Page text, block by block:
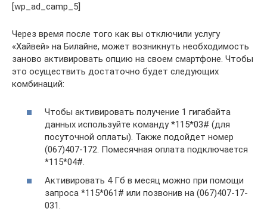
[wp_ad_camp_5]
Через время после того как вы отключили услугу
«Хайвей» на Билайне, может возникнуть необходимость
заново активировать опцию на своем смартфоне. Чтобы
это осуществить достаточно будет следующих
комбинаций:
Чтобы активировать получение 1 гигабайта
данных используйте команду *115*03# (для
посуточной оплаты). Также подойдет номер
(067)407-172. Помесячная оплата подключается
*115*04#.
Активировать 4 Гб в месяц можно при помощи
запроса *115*061# или позвонив на (067)407-17-
031.